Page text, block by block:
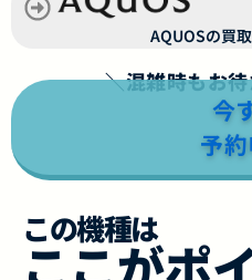
AQUOSの買
＼混雑時もお
今
予
この機種は
ここがポ